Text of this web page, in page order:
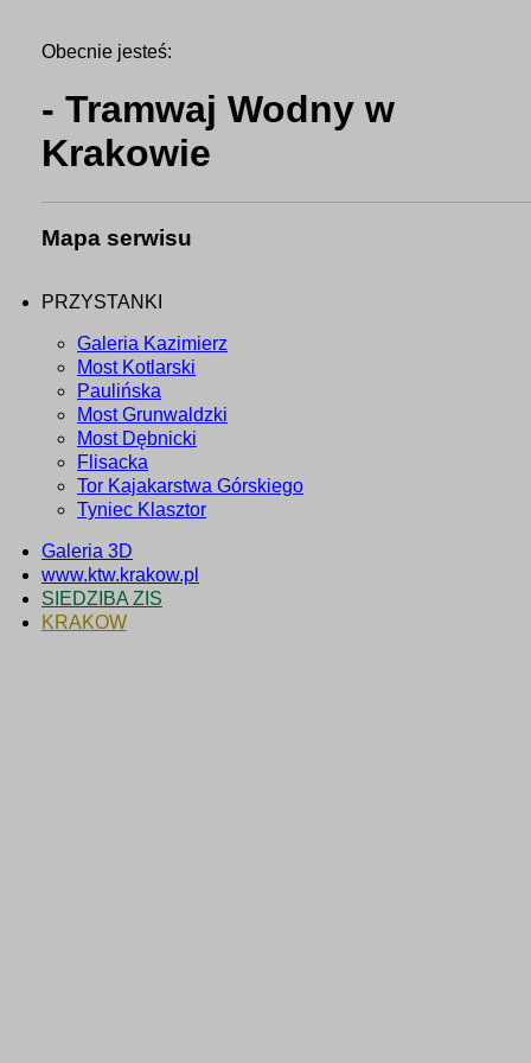
Obecnie jesteś:
- Tramwaj Wodny w
Krakowie
Mapa serwisu
PRZYSTANKI
Galeria Kazimierz
Most Kotlarski
Paulińska
Most Grunwaldzki
Most Dębnicki
Flisacka
Tor Kajakarstwa Górskiego
Tyniec Klasztor
Galeria 3D
www.ktw.krakow.pl
SIEDZIBA ZIS
KRAKOW